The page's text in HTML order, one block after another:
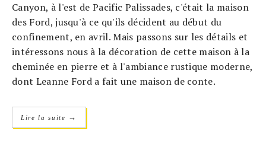
Canyon, à l'est de Pacific Palissades, c'était la maison
des Ford, jusqu'à ce qu'ils décident au début du
confinement, en avril. Mais passons sur les détails et
intéressons nous à la décoration de cette maison à la
cheminée en pierre et à l'ambiance rustique moderne,
dont Leanne Ford a fait une maison de conte.
Lire la suite →